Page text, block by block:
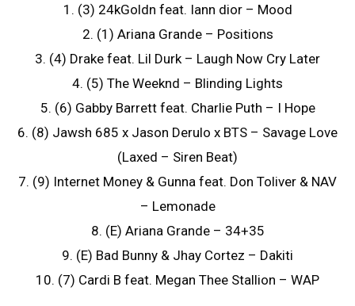
1. (3) 24kGoldn feat. Iann dior – Mood
2. (1) Ariana Grande – Positions
3. (4) Drake feat. Lil Durk – Laugh Now Cry Later
4. (5) The Weeknd – Blinding Lights
5. (6) Gabby Barrett feat. Charlie Puth – I Hope
6. (8) Jawsh 685 x Jason Derulo x BTS – Savage Love
(Laxed – Siren Beat)
7. (9) Internet Money & Gunna feat. Don Toliver & NAV
– Lemonade
8. (E) Ariana Grande – 34+35
9. (E) Bad Bunny & Jhay Cortez – Dakiti
10. (7) Cardi B feat. Megan Thee Stallion – WAP